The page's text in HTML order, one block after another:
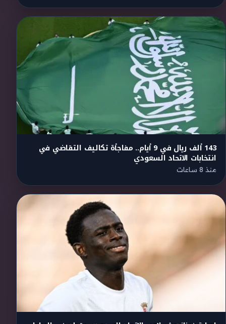
143 ألف ريال في 9 أيام.. مفاجأة تكاليف التقاضي في
انتخابات الاتحاد السعودي
منذ 8 ساعات